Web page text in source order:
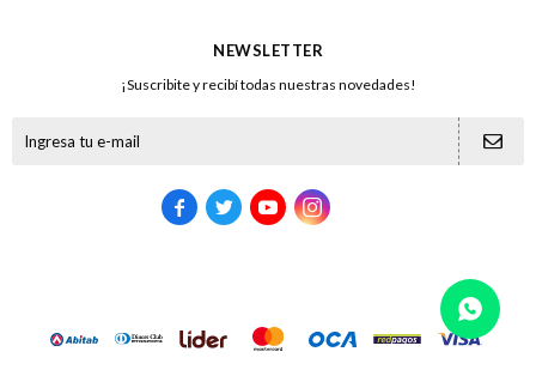
NEWSLETTER
¡Suscribite y recibí todas nuestras novedades!
   